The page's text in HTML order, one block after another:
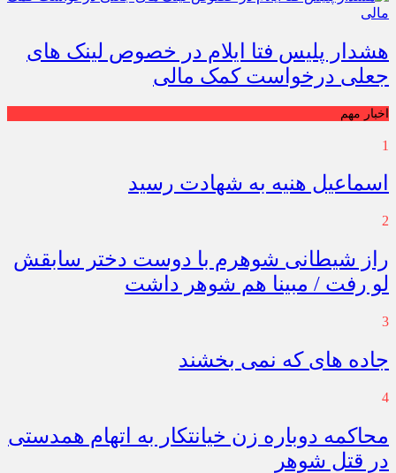
هشدار پلیس فتا ایلام در خصوص لینک های
جعلی درخواست کمک مالی
اخبار مهم
1
اسماعیل هنیه به شهادت رسید
2
راز شیطانی شوهرم با دوست دختر سابقش
لو رفت / مبینا هم شوهر داشت
3
جاده های که نمی بخشند
4
محاکمه دوباره زن خیانتکار به اتهام همدستی
در قتل شوهر